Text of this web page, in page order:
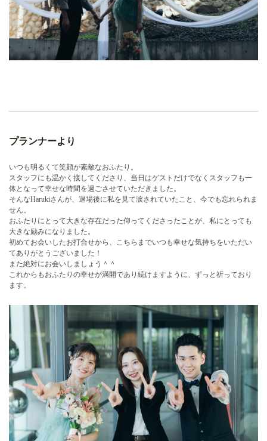
プランナーより
いつも明るくて笑顔が素敵なおふたり。
スタッフにも温かく接してくださり、当日はゲストだけでなくスタッフも一
体となって幸せな時間を過ごさせていただきました。
そんなHarukiさんが、退場後に私を見て涙されていたこと、今でも忘れられま
せん。
おふたりにとって大きな存在だった仰ってくださったことが、私にとっても
大きな励みになりました。
初めてお会いしたお打合せから、こちらまでいつも幸せな気持ちをいただい
てありがとうございました！
また絶対にお会いしましょう＾＾
これからもおふたりの幸せが満開であり続けますように、ずっと祈っており
ます。